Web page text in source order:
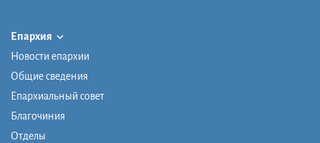
Епархия
Новости епархии
Общие сведения
Епархиальный совет
Благочиния
Отделы